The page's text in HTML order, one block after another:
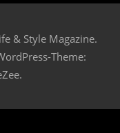
& Style Magazine.
Theme: